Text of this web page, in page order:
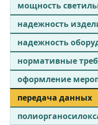
мощность
надежность
надежность
нормативные
оформление
передача данных